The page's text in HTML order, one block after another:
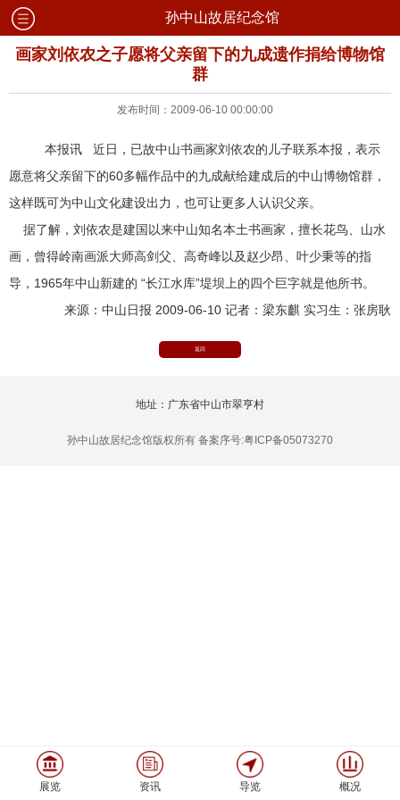
孙中山故居纪念馆
画家刘依农之子愿将父亲留下的九成遗作捐给博物馆
群
发布时间：2009-06-10 00:00:00
本报讯 近日，已故中山书画家刘依农的儿子联系本报，表示
愿意将父亲留下的60多幅作品中的九成献给建成后的中山博物馆群，
这样既可为中山文化建设出力，也可让更多人认识父亲。
据了解，刘依农是建国以来中山知名本土书画家，擅长花鸟、山水
画，曾得岭南画派大师高剑父、高奇峰以及赵少昂、叶少秉等的指
导，1965年中山新建的 “长江水库”堤坝上的四个巨字就是他所书。
来源：中山日报 2009-06-10 记者：梁东麒 实习生：张房耿
返回
地址：广东省中山市翠亨村
孙中山故居纪念馆版权所有 备案序号:粤ICP备05073270
展览 资讯 导览 概况